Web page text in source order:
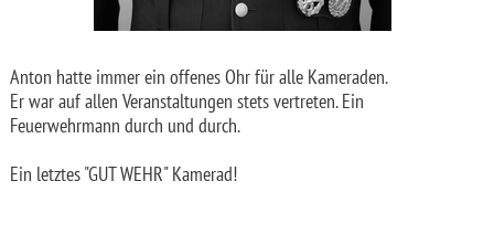
Anton hatte immer ein offenes Ohr für alle Kameraden.
Er war auf allen Veranstaltungen stets vertreten. Ein
Feuerwehrmann durch und durch.
Ein letztes "GUT WEHR" Kamerad!